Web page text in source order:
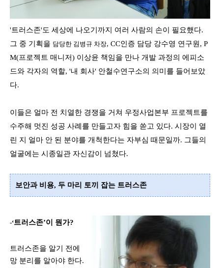
'트러스존'도 세상에 나오기까지 여러 사람의 손이 필요했다.
그 중 기획을 담당한 김병규 차장, CC인증 담당 강수영 연구원 , P
M(프로젝트 매니저) 이상윤 책임을 만나 개발 과정의 에피소
드와 각자의 역할, '내 회사' 안철수연구소의 의미를 들어보았
다.
이들은 얼마 전 치열한 경쟁을 거쳐 우정사업본부 프로젝트를
수주해 멋진 성공 사례를 만들고자 힘을 쏟고 있다. 시장이 열
린 지 얼마 안 된 분야를 개척한다는 자부심 때문일까. 그들의
얼굴에는 시종일관 자신감이 넘쳤다.
보안과 비용, 두 마리 토끼 잡는 트러스존
-‘트러스존’이 뭔가?
트러스존을 알기 전에
망 분리를 알아야 한다.